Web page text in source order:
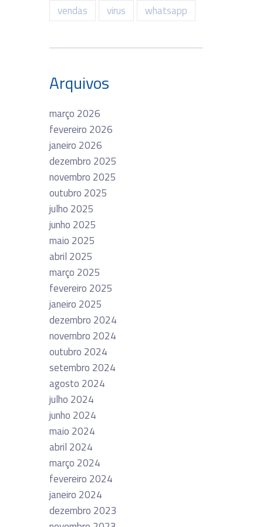
vendas virus whatsapp
Arquivos
março 2026
fevereiro 2026
janeiro 2026
dezembro 2025
novembro 2025
outubro 2025
julho 2025
junho 2025
maio 2025
abril 2025
março 2025
fevereiro 2025
janeiro 2025
dezembro 2024
novembro 2024
outubro 2024
setembro 2024
agosto 2024
julho 2024
junho 2024
maio 2024
abril 2024
março 2024
fevereiro 2024
janeiro 2024
dezembro 2023